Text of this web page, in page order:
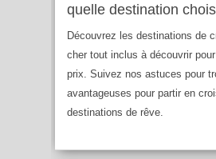
quelle destination
Découvrez les destinations de
cher tout inclus à découvrir
prix. Suivez nos astuces pour
avantageuses pour partir en
destinations de rêve.